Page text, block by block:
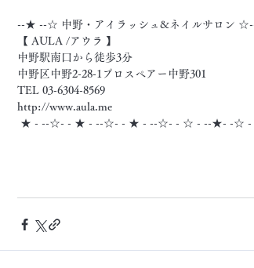
--★ --☆ 中野・アイラッシュ&ネイルサロン
【 AULA /アウラ 】
中野駅南口から徒歩3分
中野区中野2-28-1プロスペアー中野301
TEL 03-6304-8569
http://www.aula.me
★ - --☆- - ★ - --☆- - ★ - --☆- - ☆ - --★- -☆ -